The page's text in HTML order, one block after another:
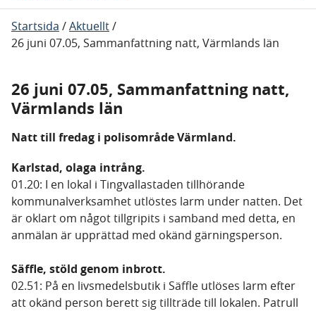
Startsida /Aktuellt/
26 juni 07.05, Sammanfattning natt, Värmlands län
26 juni 07.05, Sammanfattning natt,
Värmlands län
Natt till fredag i polisområde Värmland.
Karlstad, olaga intrång.
01.20: I en lokal i Tingvallastaden tillhörande
kommunalverksamhet utlöstes larm under natten. Det
är oklart om något tillgripits i samband med detta, en
anmälan är upprättad med okänd gärningsperson.
Säffle, stöld genom inbrott.
02.51: På en livsmedelsbutik i Säffle utlöses larm efter
att okänd person berett sig tillträde till lokalen. Patrull